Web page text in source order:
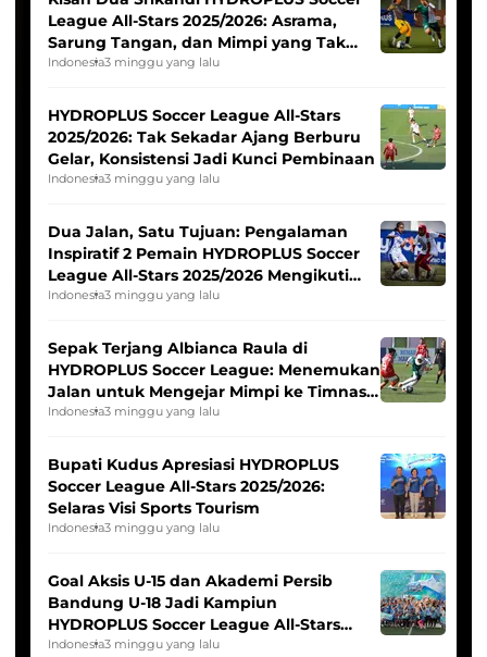
League All-Stars 2025/2026: Asrama,
Sarung Tangan, dan Mimpi yang Tak
Pernah Padam
Indonesia3 minggu yang lalu
HYDROPLUS Soccer League All-Stars
2025/2026: Tak Sekadar Ajang Berburu
Gelar, Konsistensi Jadi Kunci Pembinaan
Indonesia3 minggu yang lalu
Dua Jalan, Satu Tujuan: Pengalaman
Inspiratif 2 Pemain HYDROPLUS Soccer
League All-Stars 2025/2026 Mengikuti
Seleksi Timnas Indonesia Putri
Indonesia3 minggu yang lalu
Sepak Terjang Albianca Raula di
HYDROPLUS Soccer League: Menemukan
Jalan untuk Mengejar Mimpi ke Timnas
Indonesia Putri
Indonesia3 minggu yang lalu
Bupati Kudus Apresiasi HYDROPLUS
Soccer League All-Stars 2025/2026:
Selaras Visi Sports Tourism
Indonesia3 minggu yang lalu
Goal Aksis U-15 dan Akademi Persib
Bandung U-18 Jadi Kampiun
HYDROPLUS Soccer League All-Stars
2025/2026
Indonesia3 minggu yang lalu